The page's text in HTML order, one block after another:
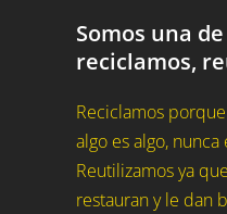
Somos una
reciclamos,
Reciclamos
algo es algo,
Reutilizamos ya
restauran y le dan